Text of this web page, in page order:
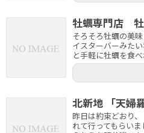
牡蠣専門店 牡
そろそろ牡蠣の美
イスターバーみた
と手軽に牡蠣を食
北新地 「天婦
昨日は約束どおり
れて行ってもらい